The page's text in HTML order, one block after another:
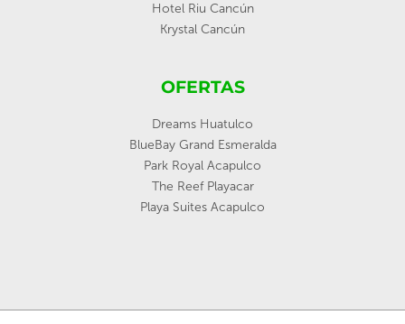
Hotel Riu Cancún
Krystal Cancún
OFERTAS
Dreams Huatulco
BlueBay Grand Esmeralda
Park Royal Acapulco
The Reef Playacar
Playa Suites Acapulco